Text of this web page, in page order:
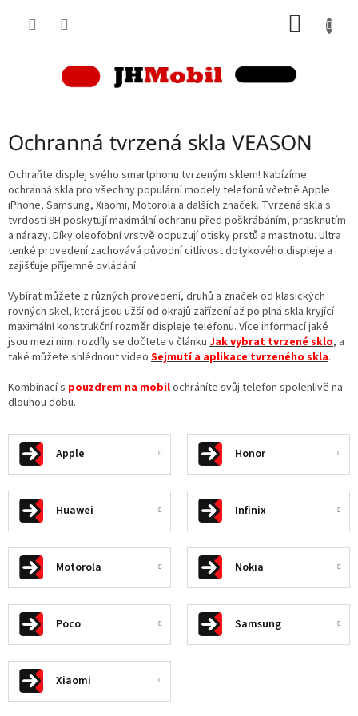
Ochranná tvrzená skla VEASON
Ochraňte displej svého smartphonu tvrzeným sklem! Nabízíme
ochranná skla pro všechny populární modely telefonů včetně Apple
iPhone, Samsung, Xiaomi, Motorola a dalších značek. Tvrzená skla s
tvrdostí 9H poskytují maximální ochranu před poškrábáním, prasknutím
a nárazy. Díky oleofobní vrstvě odpuzují otisky prstů a mastnotu. Ultra
tenké provedení zachovává původní citlivost dotykového displeje a
zajišťuje příjemné ovládání.
Vybírat můžete z různých provedení, druhů a značek od klasických
rovných skel, která jsou užší od okrajů zařízení až po plná skla kryjící
maximální konstrukční rozměr displeje telefonu. Více informací jaké
jsou mezi nimi rozdíly se dočtete v článku Jak vybrat tvrzené sklo, a
také můžete shlédnout video Sejmutí a aplikace tvrzeného skla.
Kombinací s pouzdrem na mobilochráníte svůj telefon spolehlivě na
dlouhou dobu.
Apple Honor
Huawei Infinix
Motorola Nokia
Poco Samsung
Xiaomi